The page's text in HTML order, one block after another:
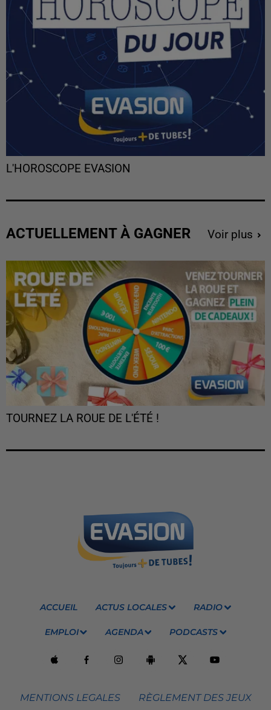
L'HOROSCOPE EVASION
ACTUELLEMENT À GAGNER Voir plus
TOURNEZ LA ROUE DE L'ÉTÉ !
ACCUEIL ACTUS LOCALES RADIO
EMPLOI AGENDA PODCASTS
MENTIONS LEGALES RÈGLEMENT DES JEUX